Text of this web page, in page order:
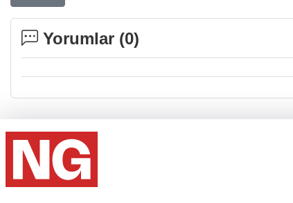
Yorumlar (0)